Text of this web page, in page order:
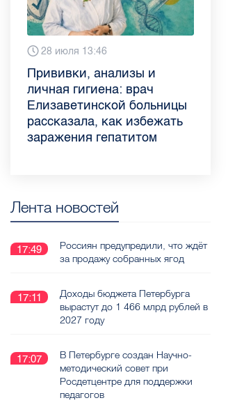
Вчера 9:02
Piter.TV находится в
ТОП-10 рейтинга самых
цитируемых СМИ
Петербурга и Ленобласти
во II квартале 2026 года
28 июля 13:46
Прививки, анализы и
личная гигиена: врач
Елизаветинской больницы
рассказала, как избежать
заражения гепатитом
13 июля 9:05
Как обезопасить ребенка
летом: советы педиатра
для родителей
3 июля 11:56
Проходные баллы в вузах
СПб — 2026: где самый
высокий и самый низкий
конкурс
23 июня 9:10
Врач назвала неожиданные
причины воспаления
ахиллова сухожилия летом
16 июня 11:37
Декрет без потери дохода:
эксперт рассказала о
возможностях для
работающих родителей
11 июня 12:37
Что такое рассеянный
склероз: невролог
Елизаветинской больницы
ответила на главные
вопросы о заболевании
3 июня 10:02
Бамбл с вишней и лимонад
с имбирем: какие напитки
можно приготовить дома в
жару
Лента новостей
17:49
Россиян предупредили, что ждёт
за продажу собранных ягод
17:11
Доходы бюджета Петербурга
вырастут до 1 466 млрд рублей в
2027 году
17:07
В Петербурге создан Научно-
методический совет при
Росдетцентре для поддержки
педагогов